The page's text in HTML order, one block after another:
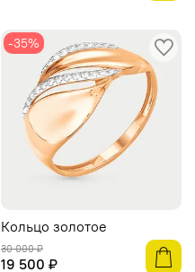
-35%
Кольцо золотое
30 000 ₽
19 500 ₽